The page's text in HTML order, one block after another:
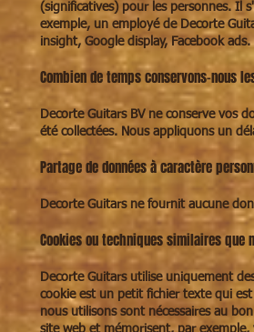
(significatives) pour les personnes. Il
exemple, un employé de Decorte
insight, Google display, Facebook ads.
Combien de temps conservons-nous
Decorte Guitars BV ne conserve vos
été collectées. Nous appliquons un
Partage de données à caractère
Decorte Guitars ne fournit aucune
Cookies ou techniques similaires que
Decorte Guitars utilise uniquement
cookie est un petit fichier texte qui
nous utilisons sont nécessaires au